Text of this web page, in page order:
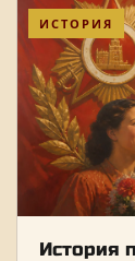
ИСТОРИЯ
История